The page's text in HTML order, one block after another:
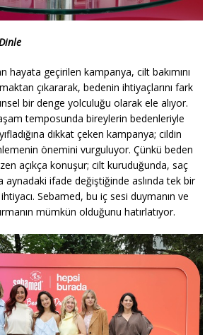
hayata geçirilen kampanya, cilt bakımını
çıkararak, bedenin ihtiyaçlarını fark
bir denge yolculuğu olarak ele alıyor.
temposunda bireylerin bedenleriyle
dikkat çeken kampanya; cildin
önemini vurguluyor. Çünkü beden
açıkça konuşur; cilt kuruduğunda, saç
aynadaki ifade değiştiğinde aslında tek bir
Sebamed, bu iç sesi duymanın ve
mümkün olduğunu hatırlatıyor.